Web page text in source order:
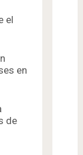
el
en
de